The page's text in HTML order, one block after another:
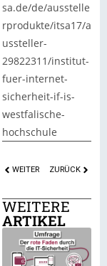
sa.de/de/ausstelle
rprodukte/itsa17/a
ussteller-
29822311/institut-
fuer-internet-
sicherheit-if-is-
westfalische-
hochschule
WEITER ZURÜCK
WEITERE
ARTIKEL